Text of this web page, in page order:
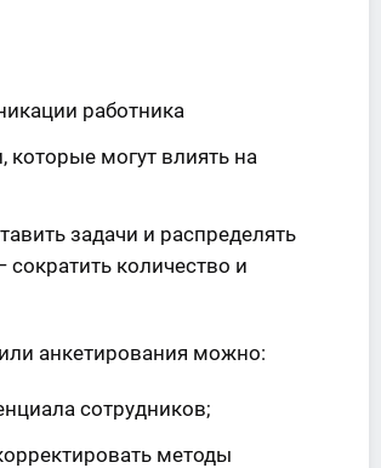
работника
которые могут влиять на
задачи и распределять
количество и
анкетирования можно:
сотрудников;
методы